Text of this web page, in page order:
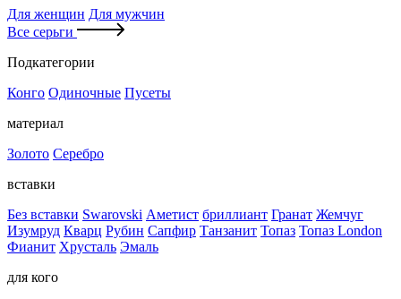
Для женщин Для мужчин
Все серьги
Подкатегории
Конго Одиночные Пусеты
материал
Золото Серебро
вставки
Без вставки Swarovski Аметист бриллиант Гранат Жемчуг
Изумруд Кварц Рубин Сапфир Танзанит Топаз Топаз London
Фианит Хрусталь Эмаль
для кого